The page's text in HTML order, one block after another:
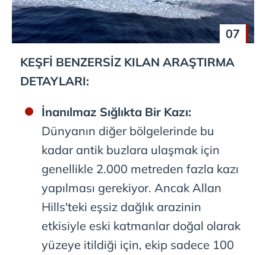
07
KEŞFİ BENZERSİZ KILAN ARAŞTIRMA
DETAYLARI:
İnanılmaz Sığlıkta Bir Kazı:
Dünyanın diğer bölgelerinde bu
kadar antik buzlara ulaşmak için
genellikle 2.000 metreden fazla kazı
yapılması gerekiyor. Ancak Allan
Hills'teki eşsiz dağlık arazinin
etkisiyle eski katmanlar doğal olarak
yüzeye itildiği için, ekip sadece 100